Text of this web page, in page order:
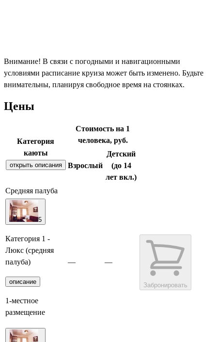
Внимание! В связи с погодными и навигационными
условиями расписание круиза может быть изменено. Будьте
внимательны, планируя свободное время на стоянках.
Цены
Категория
каюты
открыть описания
Стоимость на 1
человека, руб.
Взрослый
Детский
(до 14
лет вкл.)
Средняя палуба
5
Категория 1 -
Люкс (средняя
палуба)
описание
1-местное
размещение
— —
Забронировать